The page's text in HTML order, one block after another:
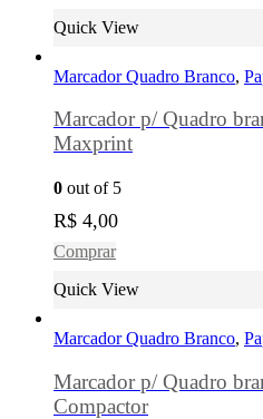
Quick View
Marcador Quadro Branco,
Marcador p/ Quadro
Maxprint
0 out of 5
R$ 4,00
Comprar
Quick View
Marcador Quadro Branco,
Marcador p/ Quadro
Compactor